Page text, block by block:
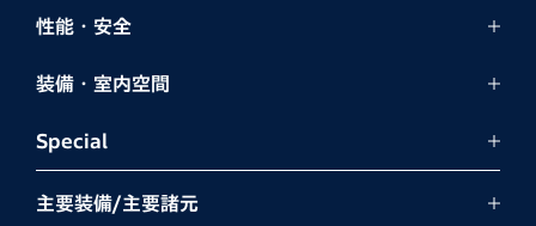
性能・安全
装備・室内空間
Special
主要装備/主要諸元